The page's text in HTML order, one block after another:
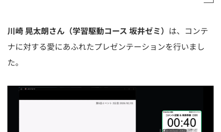
川崎 晃太朗さん（学習駆動コース 坂井ゼミ） は、コンテ
ナに対する愛にあふれたプレゼンテーションを行いまし
た。